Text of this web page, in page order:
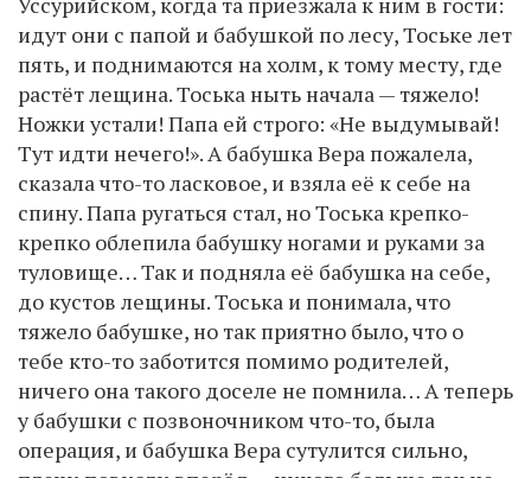
идут они с папой и бабушкой по лесу, Тоське лет
пять, и поднимаются на холм, к тому месту, где
растёт лещина. Тоська ныть начала — тяжело!
Ножки устали! Папа ей строго: «Не выдумывай!
Тут идти нечего!». А бабушка Вера пожалела,
сказала что-то ласковое, и взяла её к себе на
спину. Папа ругаться стал, но Тоська крепко-
крепко облепила бабушку ногами и руками за
туловище… Так и подняла её бабушка на себе,
до кустов лещины. Тоська и понимала, что
тяжело бабушке, но так приятно было, что о
тебе кто-то заботится помимо родителей,
ничего она такого доселе не помнила… А теперь
у бабушки с позвоночником что-то, была
операция, и бабушка Вера сутулится сильно,